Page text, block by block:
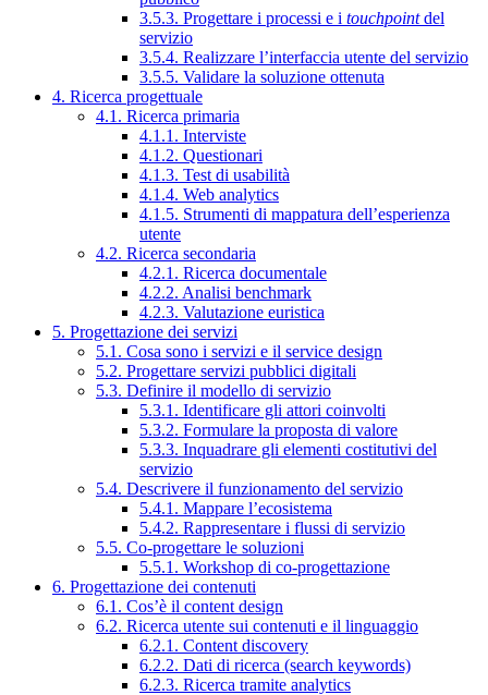
3.5.3. Progettare i processi e i touchpointdel
servizio
3.5.4. Realizzare l’interfaccia utente del servizio
3.5.5. Validare la soluzione ottenuta
4. Ricerca progettuale
4.1. Ricerca primaria
4.1.1. Interviste
4.1.2. Questionari
4.1.3. Test di usabilità
4.1.4. Web analytics
4.1.5. Strumenti di mappatura dell’esperienza
utente
4.2. Ricerca secondaria
4.2.1. Ricerca documentale
4.2.2. Analisi benchmark
4.2.3. Valutazione euristica
5. Progettazione dei servizi
5.1. Cosa sono i servizi e il service design
5.2. Progettare servizi pubblici digitali
5.3. Definire il modello di servizio
5.3.1. Identificare gli attori coinvolti
5.3.2. Formulare la proposta di valore
5.3.3. Inquadrare gli elementi costitutivi del
servizio
5.4. Descrivere il funzionamento del servizio
5.4.1. Mappare l’ecosistema
5.4.2. Rappresentare i flussi di servizio
5.5. Co-progettare le soluzioni
5.5.1. Workshop di co-progettazione
6. Progettazione dei contenuti
6.1. Cos’è il content design
6.2. Ricerca utente sui contenuti e il linguaggio
6.2.1. Content discovery
6.2.2. Dati di ricerca (search keywords)
6.2.3. Ricerca tramite analytics